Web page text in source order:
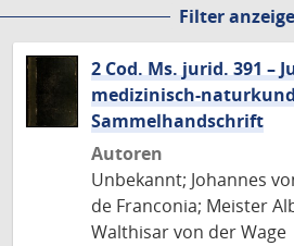
Filter
2 Cod. Ms. jurid. 391 –
medizinisch-
Sammelhandschrift
Autoren
Unbekannt; Johannes
de Franconia; Meister
Walthisar von der Wage